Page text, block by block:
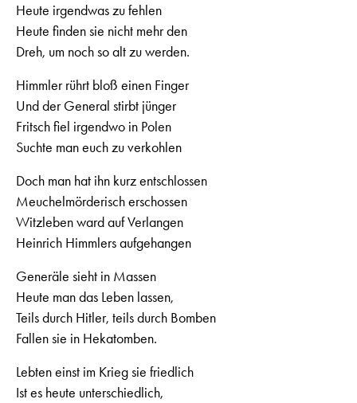
Heute irgendwas zu fehlen
Heute finden sie nicht mehr den
Dreh, um noch so alt zu werden.
Himmler rührt bloß einen Finger
Und der General stirbt jünger
Fritsch fiel irgendwo in Polen
Suchte man euch zu verkohlen
Doch man hat ihn kurz entschlossen
Meuchelmörderisch erschossen
Witzleben ward auf Verlangen
Heinrich Himmlers aufgehangen
Generäle sieht in Massen
Heute man das Leben lassen,
Teils durch Hitler, teils durch Bomben
Fallen sie in Hekatomben.
Lebten einst im Krieg sie friedlich
Ist es heute unterschiedlich,